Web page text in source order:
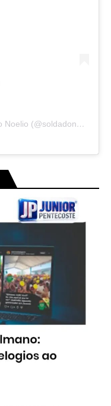
Um post compartilhado por Soldado Noelio (@soldadonoelio)